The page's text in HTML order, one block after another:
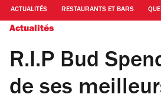
ACTUALITÉS RESTAURANTS ET BARS
Actualités
R.I.P Bud
de ses